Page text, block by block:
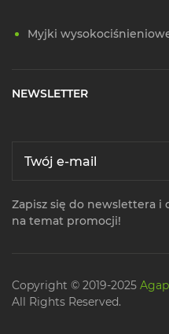
Myjki
NEWSLETTER
Zapisz się do newslettera i
na temat promocji!
Copyright © 2019-2025
All Rights Reserved.